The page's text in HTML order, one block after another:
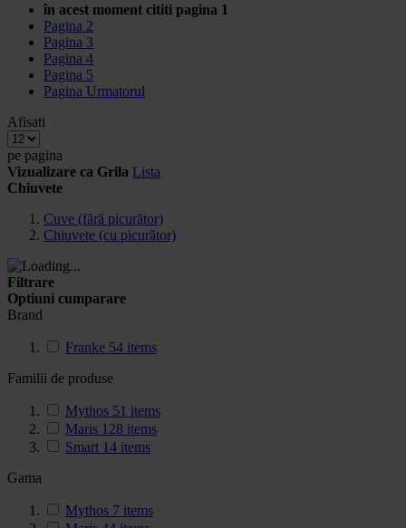
în acest moment cititi pagina 1
Pagina 2
Pagina 3
Pagina 4
Pagina 5
Pagina Urmatorul
Afisati
pe pagina
Vizualizare ca Grila Lista
Chiuvete
Cuve (fără picurător)
Chiuvete (cu picurător)
Filtrare
Optiuni cumparare
Brand
Franke 54 items
Familii de produse
Mythos 51 items
Maris 128 items
Smart 14 items
Gama
Mythos 7 items